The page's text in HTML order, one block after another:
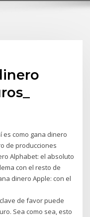
es como gana dinero
de producciones
Alphabet: el absoluto
con el resto de
dinero Apple: con el
de favor puede
Sea como sea, esto